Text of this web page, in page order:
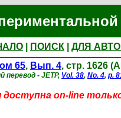
ПОИСК ДЛЯ
65, Вып. 4, стр. 1626
перевод - JETP, Vol. 38, No. 4, p.
on-line